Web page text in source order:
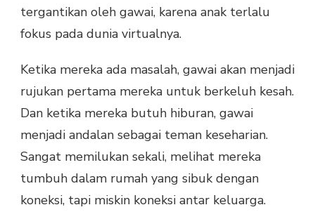
tergantikan oleh gawai, karena anak terlalu
fokus pada dunia virtualnya.
Ketika mereka ada masalah, gawai akan menjadi
rujukan pertama mereka untuk berkeluh kesah.
Dan ketika mereka butuh hiburan, gawai
menjadi andalan sebagai teman keseharian.
Sangat memilukan sekali, melihat mereka
tumbuh dalam rumah yang sibuk dengan
koneksi, tapi miskin koneksi antar keluarga.